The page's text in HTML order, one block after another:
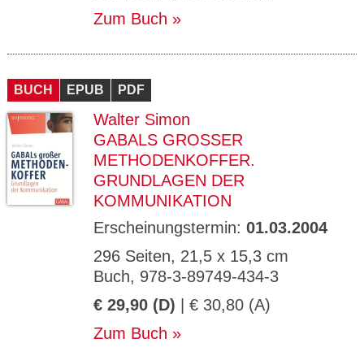
Zum Buch
BUCH EPUB PDF
Walter Simon
GABALS GROSSER M
ETHODENKOFFER. G
RUNDLAGEN DER K
OMMUNIKATION
Erscheinungstermin: 01.03.2004
296 Seiten, 21,5 x 15,3 cm
Buch, 978-3-89749-434-3
€ 29,90 (D) | € 30,80 (A)
Zum Buch